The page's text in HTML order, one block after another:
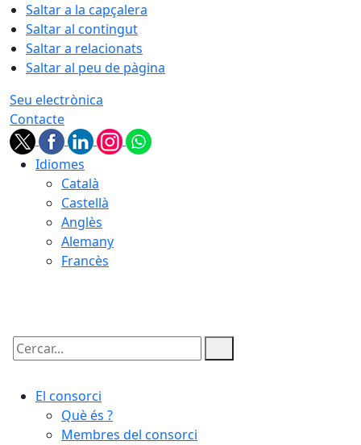
Saltar a la capçalera
Saltar al contingut
Saltar a relacionats
Saltar al peu de pàgina
Seu electrònica
Contacte
Idiomes
Català
Castellà
Anglès
Alemany
Francès
Cercar:
El consorci
Què és ?
Membres del consorci